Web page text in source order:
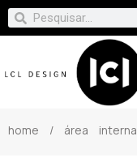
home / área interna